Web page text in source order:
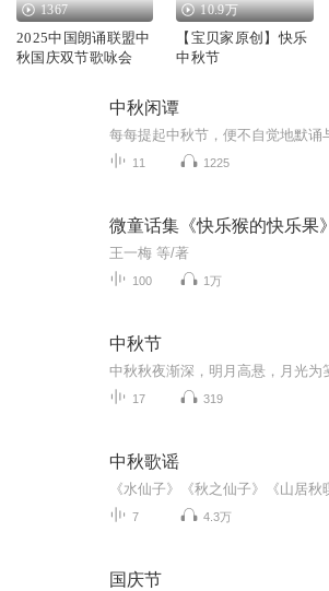
1367
2025中国朗诵联盟中
秋国庆双节歌咏会
10.9万
【宝贝家原创】快乐
中秋节
中秋闲谭
11 1225
微童话集《快乐猴的快乐果》
王一梅 等/著
100 1万
中秋节
17 319
中秋歌谣
7 4.3万
国庆节